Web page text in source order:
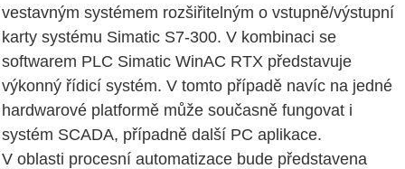
vestavným systémem rozšiřitelným o vstupně/výstupní
karty systému Simatic S7-300. V kombinaci se
softwarem PLC Simatic WinAC RTX představuje
výkonný řídicí systém. V tomto případě navíc na jedné
hardwarové platformě může současně fungovat i
systém SCADA, případně další PC aplikace.
V oblasti procesní automatizace bude představena